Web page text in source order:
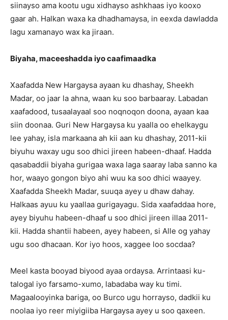
siinayso ama kootu ugu xidhayso ashkhaas iyo kooxo
gaar ah. Halkan waxa ka dhadhamaysa, in eexda dawladda
lagu xamanayo wax ka jiraan.
Biyaha, maceeshadda iyo caafimaadka
Xaafadda New Hargaysa ayaan ku dhashay, Sheekh
Madar, oo jaar la ahna, waan ku soo barbaaray. Labadan
xaafadood, tusaalayaal soo noqnoqon doona, ayaan kaa
siin doonaa. Guri New Hargaysa ku yaalla oo ehelkaygu
lee yahay, isla markaana ah kii aan ku dhashay, 2011-kii
biyuhu waxay ugu soo dhici jireen habeen-dhaaf. Hadda
qasabaddii biyaha gurigaa waxa laga saaray laba sanno ka
hor, waayo gongon biyo ahi wuu ka soo dhici waayey.
Xaafadda Sheekh Madar, suuqa ayey u dhaw dahay.
Halkaas ayuu ku yaallaa gurigayagu. Sida xaafaddaa hore,
ayey biyuhu habeen-dhaaf u soo dhici jireen illaa 2011-
kii. Hadda shantii habeen, ayey habeen, si Alle og yahay
ugu soo dhacaan. Kor iyo hoos, xaggee loo socdaa?
Meel kasta booyad biyood ayaa ordaysa. Arrintaasi ku-
talogal iyo farsamo-xumo, labadaba way ku timi.
Magaalooyinka bariga, oo Burco ugu horrayso, dadkii ku
noolaa iyo reer miyigiiba Hargaysa ayey u soo qaxeen.